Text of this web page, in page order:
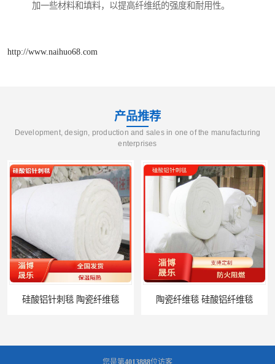
加一些材料和填料，以提高纤维纸的强度和耐用性。
http://www.naihuo68.com
产品推荐
Development, design, production and sales in one of the manufacturing
enterprises
硅酸铝针刺毯 陶瓷纤维毯 陶瓷纤维毯 硅酸铝纤维毯
您是第4013888位访客